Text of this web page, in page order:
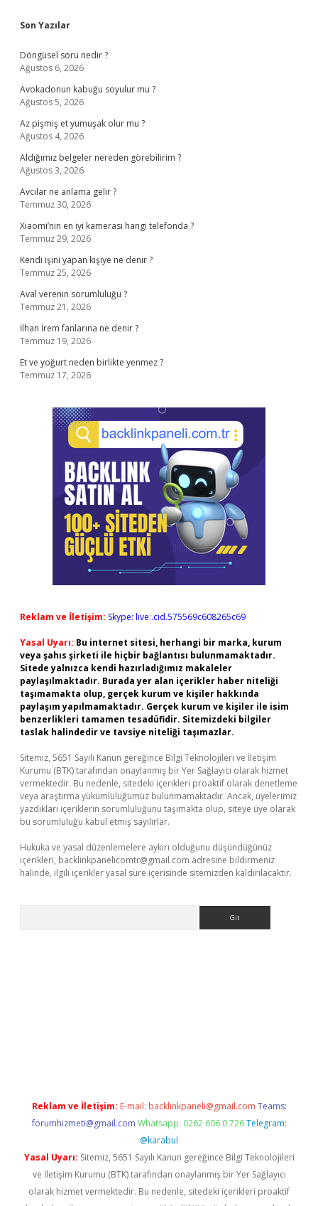
Sidebar
Son Yazılar
Döngüsel soru nedir ?
Ağustos 6, 2026
Avokadonun kabuğu soyulur mu ?
Ağustos 5, 2026
Az pişmiş et yumuşak olur mu ?
Ağustos 4, 2026
Aldığımız belgeler nereden görebilirim ?
Ağustos 3, 2026
Avcılar ne anlama gelir ?
Temmuz 30, 2026
Xiaomi’nin en iyi kamerası hangi telefonda ?
Temmuz 29, 2026
Kendi işini yapan kişiye ne denir ?
Temmuz 25, 2026
Aval verenin sorumluluğu ?
Temmuz 21, 2026
İlhan İrem fanlarına ne denir ?
Temmuz 19, 2026
Et ve yoğurt neden birlikte yenmez ?
Temmuz 17, 2026
Reklam ve İletişim: Skype: live:.cid.575569c608265c69
Yasal Uyarı: Bu internet sitesi, herhangi bir marka, kurum
veya şahıs şirketi ile hiçbir bağlantısı bulunmamaktadır.
Sitede yalnızca kendi hazırladığımız makaleler
paylaşılmaktadır. Burada yer alan içerikler haber niteliği
taşımamakta olup, gerçek kurum ve kişiler hakkında
paylaşım yapılmamaktadır. Gerçek kurum ve kişiler ile isim
benzerlikleri tamamen tesadüfidir. Sitemizdeki bilgiler
taslak halindedir ve tavsiye niteliği taşımazlar.
Sitemiz, 5651 Sayılı Kanun gereğince Bilgi Teknolojileri ve İletişim
Kurumu (BTK) tarafından onaylanmış bir Yer Sağlayıcı olarak hizmet
vermektedir. Bu nedenle, sitedeki içerikleri proaktif olarak denetleme
veya araştırma yükümlülüğümüz bulunmamaktadır. Ancak, üyelerimiz
yazdıkları içeriklerin sorumluluğunu taşımakta olup, siteye üye olarak
bu sorumluluğu kabul etmiş sayılırlar.
Hukuka ve yasal düzenlemelere aykırı olduğunu düşündüğünüz
içerikleri, backlinkpanelicomtr@gmail.com adresine bildirmeniz
halinde, ilgili içerikler yasal süre içerisinde sitemizden kaldırılacaktır.
Reklam ve İletişim: E-mail: backlinkpaneli@gmail.com Teams:
forumhizmeti@gmail.com Whatsapp: 0262 606 0 726 Telegram:
@karabul
Yasal Uyarı: Sitemiz, 5651 Sayılı Kanun gereğince Bilgi Teknolojileri
ve İletişim Kurumu (BTK) tarafından onaylanmış bir Yer Sağlayıcı
olarak hizmet vermektedir. Bu nedenle, sitedeki içerikleri proaktif